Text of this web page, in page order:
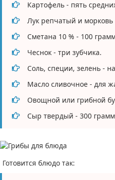
Картофель - пять
Лук репчатый и
Сметана 10 % - 100
Чеснок - три зубчика.
Соль, специи, зелень -
Масло сливочное - для
Овощной или грибной
Сыр твердый - 300
Готовится блюдо так: